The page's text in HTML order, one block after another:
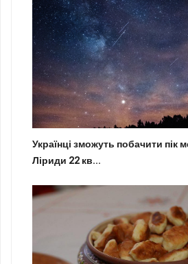
Українці зможуть побачити пік
Ліриди 22 кв...